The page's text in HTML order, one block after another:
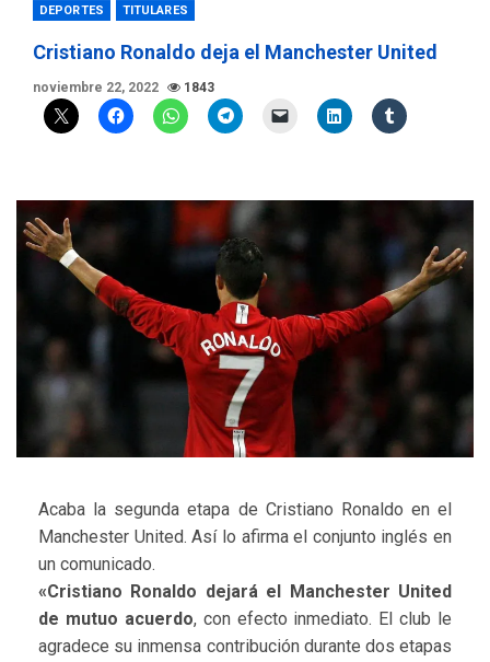
DEPORTES TITULARES
Cristiano Ronaldo deja el Manchester United
noviembre 22, 2022 1843
Acaba la segunda etapa de Cristiano Ronaldo en el
Manchester United. Así lo afirma el conjunto inglés en
un comunicado.
«Cristiano Ronaldo dejará el Manchester United
de mutuo acuerdo, con efecto inmediato. El club le
agradece su inmensa contribución durante dos etapas